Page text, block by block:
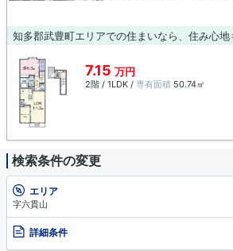
7.15 万円
2階 / 1LDK / 専有面積 50.74㎡
検索条件の変更
エリア
字六貫山
詳細条件